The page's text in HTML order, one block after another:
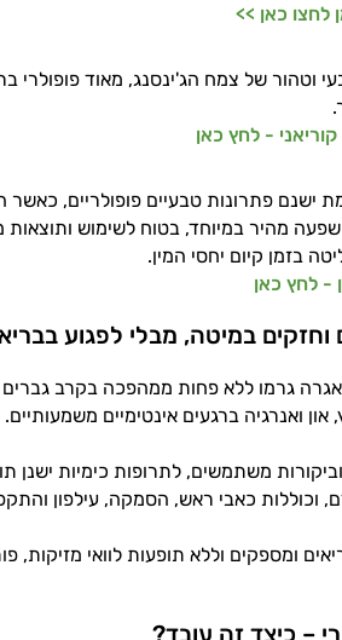
לחצו כאן >>
וטהור של צמח הג'ינסנג, מאוד פופולרי
- לחץ כאן
ישנם פתרונות טבעיים פופולריים, כאשר
מהיר במיוחד, בטוח לשימוש
בזמן קיום יחסי המין.
- לחץ כאן
וחזקים במיטה, מבלי לפגוע
גרמו ללא פחות ממהפכה בקרב
און ואנרגיה ברגעים אינטימיים משמעותיים.
משתמשים, לתרופות כימיות ישנן
וכוללות כאבי ראש, הסמקה, עילפון
ומספקים וללא תופעות לוואי מזיקות,
– כיצד זה עובד?